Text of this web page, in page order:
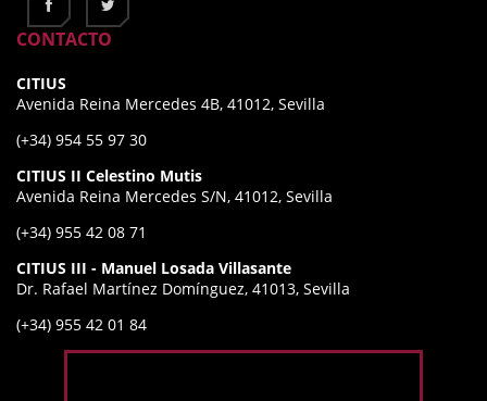
CONTACTO
CITIUS
Avenida Reina Mercedes 4B, 41012, Sevilla
(+34) 954 55 97 30
CITIUS II Celestino Mutis
Avenida Reina Mercedes S/N, 41012, Sevilla
(+34) 955 42 08 71
CITIUS III - Manuel Losada Villasante
Dr. Rafael Martínez Domínguez, 41013, Sevilla
(+34) 955 42 01 84